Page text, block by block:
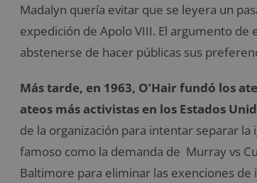
Madalyn quería evitar que se leyera un
expedición de Apolo VIII. El argumento
abstenerse de hacer públicas sus
Más tarde, en 1963, O’Hair fundó los
ateos más activistas en los Estados
de la organización para intentar separar
famoso como la demanda de Murray vs
Baltimore para eliminar las exenciones de